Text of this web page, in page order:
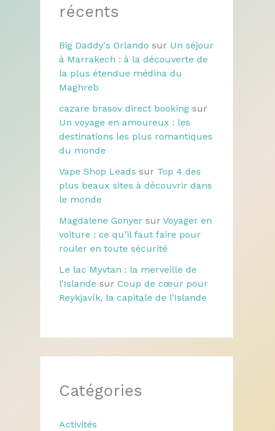
récents
Big Daddy's Orlando sur Un séjour
à Marrakech : à la découverte de
la plus étendue médina du
Maghreb
cazare brasov direct booking sur
Un voyage en amoureux : les
destinations les plus romantiques
du monde
Vape Shop Leads sur Top 4 des
plus beaux sites à découvrir dans
le monde
Magdalene Gonyer sur Voyager en
voiture : ce qu’il faut faire pour
rouler en toute sécurité
Le lac Myvtan : la merveille de
l’Islande sur Coup de cœur pour
Reykjavík, la capitale de l’Islande
Catégories
Activités